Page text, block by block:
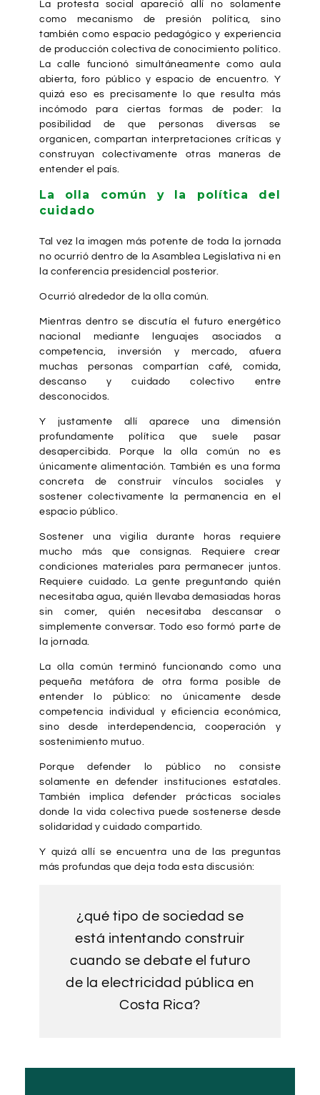
La protesta social apareció allí no solamente
como mecanismo de presión política, sino
también como espacio pedagógico y experiencia
de producción colectiva de conocimiento político.
La calle funcionó simultáneamente como aula
abierta, foro público y espacio de encuentro. Y
quizá eso es precisamente lo que resulta más
incómodo para ciertas formas de poder: la
posibilidad de que personas diversas se
organicen, compartan interpretaciones críticas y
construyan colectivamente otras maneras de
entender el país.
La olla común y la política del
cuidado
Tal vez la imagen más potente de toda la jornada
no ocurrió dentro de la Asamblea Legislativa ni en
la conferencia presidencial posterior.
Ocurrió alrededor de la olla común.
Mientras dentro se discutía el futuro energético
nacional mediante lenguajes asociados a
competencia, inversión y mercado, afuera
muchas personas compartían café, comida,
descanso y cuidado colectivo entre
desconocidos.
Y justamente allí aparece una dimensión
profundamente política que suele pasar
desapercibida. Porque la olla común no es
únicamente alimentación. También es una forma
concreta de construir vínculos sociales y
sostener colectivamente la permanencia en el
espacio público.
Sostener una vigilia durante horas requiere
mucho más que consignas. Requiere crear
condiciones materiales para permanecer juntos.
Requiere cuidado. La gente preguntando quién
necesitaba agua, quién llevaba demasiadas horas
sin comer, quién necesitaba descansar o
simplemente conversar. Todo eso formó parte de
la jornada.
La olla común terminó funcionando como una
pequeña metáfora de otra forma posible de
entender lo público: no únicamente desde
competencia individual y eficiencia económica,
sino desde interdependencia, cooperación y
sostenimiento mutuo.
Porque defender lo público no consiste
solamente en defender instituciones estatales.
También implica defender prácticas sociales
donde la vida colectiva puede sostenerse desde
solidaridad y cuidado compartido.
Y quizá allí se encuentra una de las preguntas
más profundas que deja toda esta discusión:
¿qué tipo de sociedad se
está intentando construir
cuando se debate el futuro
de la electricidad pública en
Costa Rica?